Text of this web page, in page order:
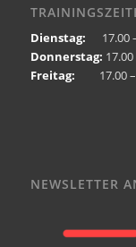
Dienstag: 17.00
Donnerstag:
Freitag: 17.00 –
NEWSLETTER